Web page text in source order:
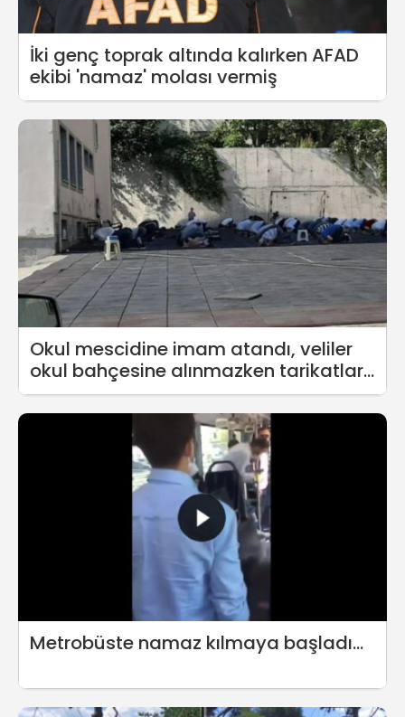
İki genç toprak altında kalırken AFAD
ekibi 'namaz' molası vermiş
Okul mescidine imam atandı, veliler
okul bahçesine alınmazken tarikatlar
toplu namaz kılıyor
Metrobüste namaz kılmaya başladı...